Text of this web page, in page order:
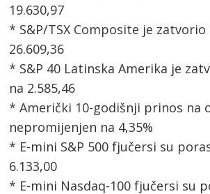
19.630,97
* S&P/TSX Composite je zatvorio
26.609,36
* S&P 40 Latinska Amerika je
na 2.585,46
* Američki 10-godišnji prinos na
nepromijenjen na 4,35%
* E-mini S&P 500 fjučersi su
6.133,00
* E-mini Nasdaq-100 fjučersi su